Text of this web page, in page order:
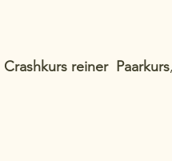
Crashkurs reiner  Paarkurs